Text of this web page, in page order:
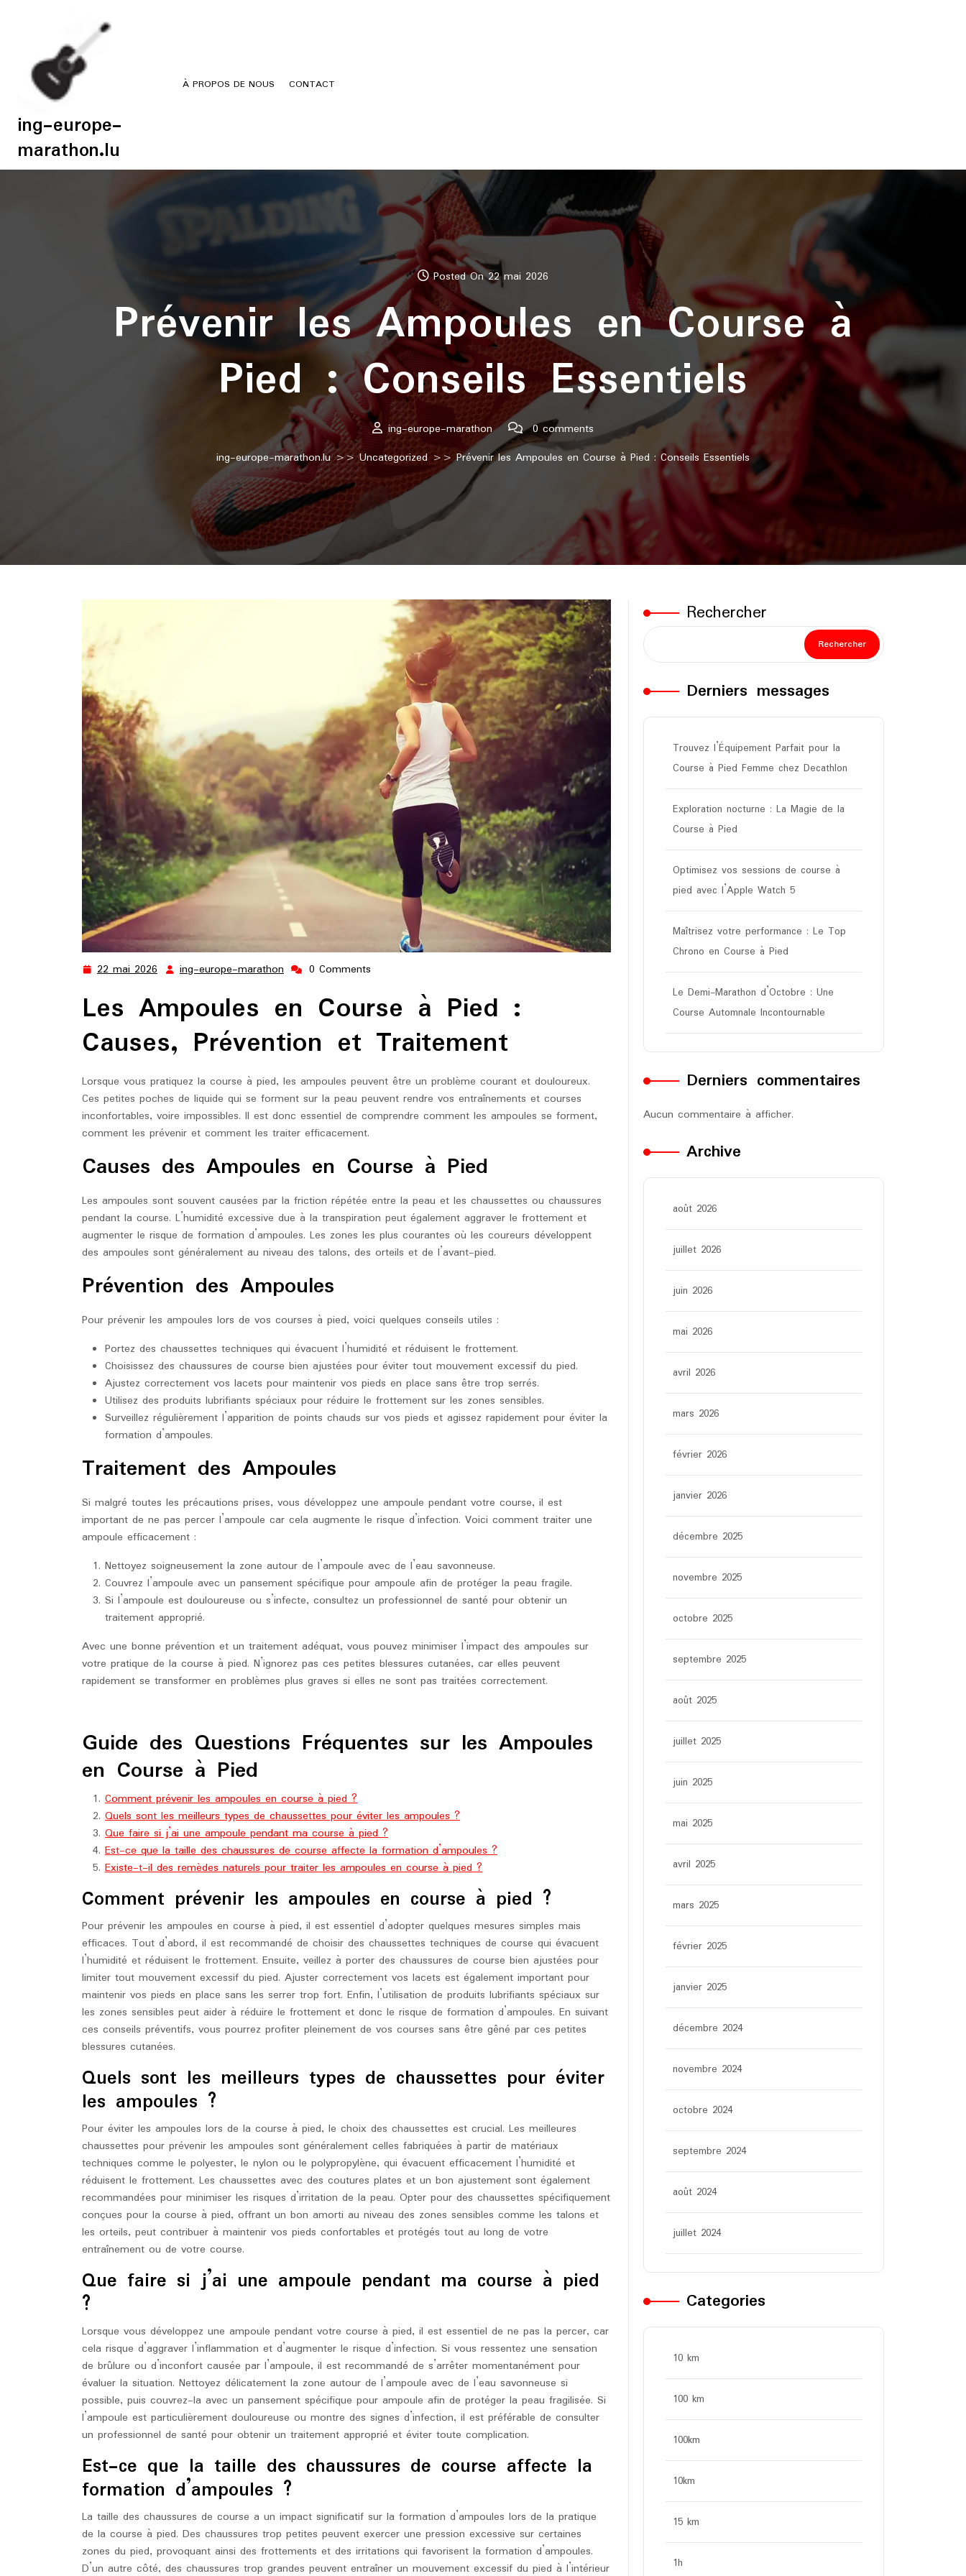
ing-europe-
marathon.lu
À PROPOS DE NOUS CONTACT
Posted On 22 mai 2026
Prévenir les Ampoules en Course à
Pied : Conseils Essentiels
ing-europe-marathon
0 comments
ing-europe-marathon.lu>>Uncategorized >> Prévenir les Ampoules en Course à Pied : Conseils Essentiels
22 mai 2026 22
2026
ing-europe-marathon ing-
marathon
0 Comments
Les Ampoules en Course à Pied :
Causes, Prévention et Traitement
Lorsque vous pratiquez la course à pied, les ampoules peuvent être un problème courant et douloureux.
Ces petites poches de liquide qui se forment sur la peau peuvent rendre vos entraînements et courses
inconfortables, voire impossibles. Il est donc essentiel de comprendre comment les ampoules se forment,
comment les prévenir et comment les traiter efficacement.
Causes des Ampoules en Course à Pied
Les ampoules sont souvent causées par la friction répétée entre la peau et les chaussettes ou chaussures
pendant la course. L’humidité excessive due à la transpiration peut également aggraver le frottement et
augmenter le risque de formation d’ampoules. Les zones les plus courantes où les coureurs développent
des ampoules sont généralement au niveau des talons, des orteils et de l’avant-pied.
Prévention des Ampoules
Pour prévenir les ampoules lors de vos courses à pied, voici quelques conseils utiles :
Portez des chaussettes techniques qui évacuent l’humidité et réduisent le frottement.
Choisissez des chaussures de course bien ajustées pour éviter tout mouvement excessif du pied.
Ajustez correctement vos lacets pour maintenir vos pieds en place sans être trop serrés.
Utilisez des produits lubrifiants spéciaux pour réduire le frottement sur les zones sensibles.
Surveillez régulièrement l’apparition de points chauds sur vos pieds et agissez rapidement pour éviter la
formation d’ampoules.
Traitement des Ampoules
Si malgré toutes les précautions prises, vous développez une ampoule pendant votre course, il est
important de ne pas percer l’ampoule car cela augmente le risque d’infection. Voici comment traiter une
ampoule efficacement :
Nettoyez soigneusement la zone autour de l’ampoule avec de l’eau savonneuse.
Couvrez l’ampoule avec un pansement spécifique pour ampoule afin de protéger la peau fragile.
Si l’ampoule est douloureuse ou s’infecte, consultez un professionnel de santé pour obtenir un
traitement approprié.
Avec une bonne prévention et un traitement adéquat, vous pouvez minimiser l’impact des ampoules sur
votre pratique de la course à pied. N’ignorez pas ces petites blessures cutanées, car elles peuvent
rapidement se transformer en problèmes plus graves si elles ne sont pas traitées correctement.
Guide des Questions Fréquentes sur les Ampoules
en Course à Pied
Comment prévenir les ampoules en course à pied ?
Quels sont les meilleurs types de chaussettes pour éviter les ampoules ?
Que faire si j’ai une ampoule pendant ma course à pied ?
Est-ce que la taille des chaussures de course affecte la formation d’ampoules ?
Existe-t-il des remèdes naturels pour traiter les ampoules en course à pied ?
Comment prévenir les ampoules en course à pied ?
Pour prévenir les ampoules en course à pied, il est essentiel d’adopter quelques mesures simples mais
efficaces. Tout d’abord, il est recommandé de choisir des chaussettes techniques de course qui évacuent
l’humidité et réduisent le frottement. Ensuite, veillez à porter des chaussures de course bien ajustées pour
limiter tout mouvement excessif du pied. Ajuster correctement vos lacets est également important pour
maintenir vos pieds en place sans les serrer trop fort. Enfin, l’utilisation de produits lubrifiants spéciaux sur
les zones sensibles peut aider à réduire le frottement et donc le risque de formation d’ampoules. En suivant
ces conseils préventifs, vous pourrez profiter pleinement de vos courses sans être gêné par ces petites
blessures cutanées.
Quels sont les meilleurs types de chaussettes pour éviter
les ampoules ?
Pour éviter les ampoules lors de la course à pied, le choix des chaussettes est crucial. Les meilleures
chaussettes pour prévenir les ampoules sont généralement celles fabriquées à partir de matériaux
techniques comme le polyester, le nylon ou le polypropylène, qui évacuent efficacement l’humidité et
réduisent le frottement. Les chaussettes avec des coutures plates et un bon ajustement sont également
recommandées pour minimiser les risques d’irritation de la peau. Opter pour des chaussettes spécifiquement
conçues pour la course à pied, offrant un bon amorti au niveau des zones sensibles comme les talons et
les orteils, peut contribuer à maintenir vos pieds confortables et protégés tout au long de votre
entraînement ou de votre course.
Que faire si j’ai une ampoule pendant ma course à pied
?
Lorsque vous développez une ampoule pendant votre course à pied, il est essentiel de ne pas la percer, car
cela risque d’aggraver l’inflammation et d’augmenter le risque d’infection. Si vous ressentez une sensation
de brûlure ou d’inconfort causée par l’ampoule, il est recommandé de s’arrêter momentanément pour
évaluer la situation. Nettoyez délicatement la zone autour de l’ampoule avec de l’eau savonneuse si
possible, puis couvrez-la avec un pansement spécifique pour ampoule afin de protéger la peau fragilisée. Si
l’ampoule est particulièrement douloureuse ou montre des signes d’infection, il est préférable de consulter
un professionnel de santé pour obtenir un traitement approprié et éviter toute complication.
Est-ce que la taille des chaussures de course affecte la
formation d’ampoules ?
La taille des chaussures de course a un impact significatif sur la formation d’ampoules lors de la pratique
de la course à pied. Des chaussures trop petites peuvent exercer une pression excessive sur certaines
zones du pied, provoquant ainsi des frottements et des irritations qui favorisent la formation d’ampoules.
D’un autre côté, des chaussures trop grandes peuvent entraîner un mouvement excessif du pied à l’intérieur
Rechercher
Rechercher
Derniers messages
Trouvez l’Équipement Parfait pour la
Course à Pied Femme chez Decathlon
Exploration nocturne : La Magie de la
Course à Pied
Optimisez vos sessions de course à
pied avec l’Apple Watch 5
Maîtrisez votre performance : Le Top
Chrono en Course à Pied
Le Demi-Marathon d’Octobre : Une
Course Automnale Incontournable
Derniers commentaires
Aucun commentaire à afficher.
Archive
août 2026
juillet 2026
juin 2026
mai 2026
avril 2026
mars 2026
février 2026
janvier 2026
décembre 2025
novembre 2025
octobre 2025
septembre 2025
août 2025
juillet 2025
juin 2025
mai 2025
avril 2025
mars 2025
février 2025
janvier 2025
décembre 2024
novembre 2024
octobre 2024
septembre 2024
août 2024
juillet 2024
Categories
10 km
100 km
100km
10km
15 km
1h